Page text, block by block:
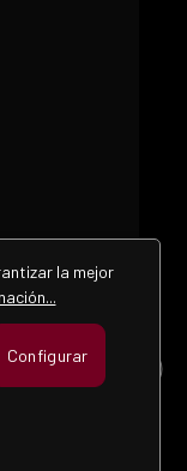
la mejor
Configurar